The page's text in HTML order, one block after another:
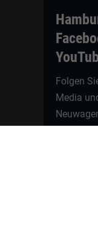
Folgen
Media